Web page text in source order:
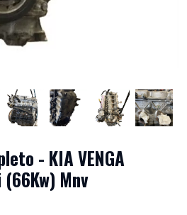
- KIA VENGA
(66Kw) Mnv